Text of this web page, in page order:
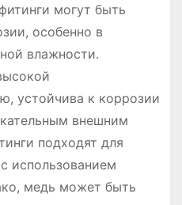
могут быть
особенно в
влажности.
устойчива к коррозии
внешним
подходят для
использованием
медь может быть